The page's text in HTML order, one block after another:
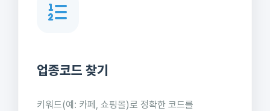
업종코드 찾기
키워드(예: 카페, 쇼핑몰)로 정확한 코드를